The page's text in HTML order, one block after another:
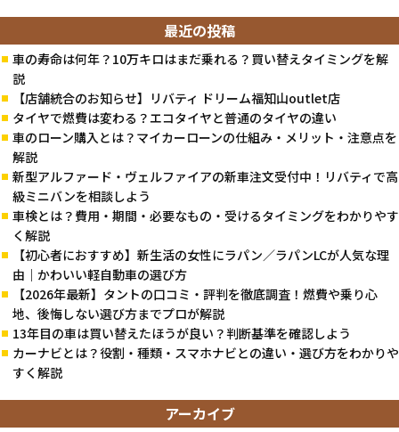
最近の投稿
車の寿命は何年？10万キロはまだ乗れる？買い替えタイミングを解
説
【店舗統合のお知らせ】リバティ ドリーム福知山outlet店
タイヤで燃費は変わる？エコタイヤと普通のタイヤの違い
車のローン購入とは？マイカーローンの仕組み・メリット・注意点を
解説
新型アルファード・ヴェルファイアの新車注文受付中！リバティで高
級ミニバンを相談しよう
車検とは？費用・期間・必要なもの・受けるタイミングをわかりやす
く解説
【初心者におすすめ】新生活の女性にラパン／ラパンLCが人気な理
由｜かわいい軽自動車の選び方
【2026年最新】タントの口コミ・評判を徹底調査！燃費や乗り心
地、後悔しない選び方までプロが解説
13年目の車は買い替えたほうが良い？判断基準を確認しよう
カーナビとは？役割・種類・スマホナビとの違い・選び方をわかりや
すく解説
アーカイブ